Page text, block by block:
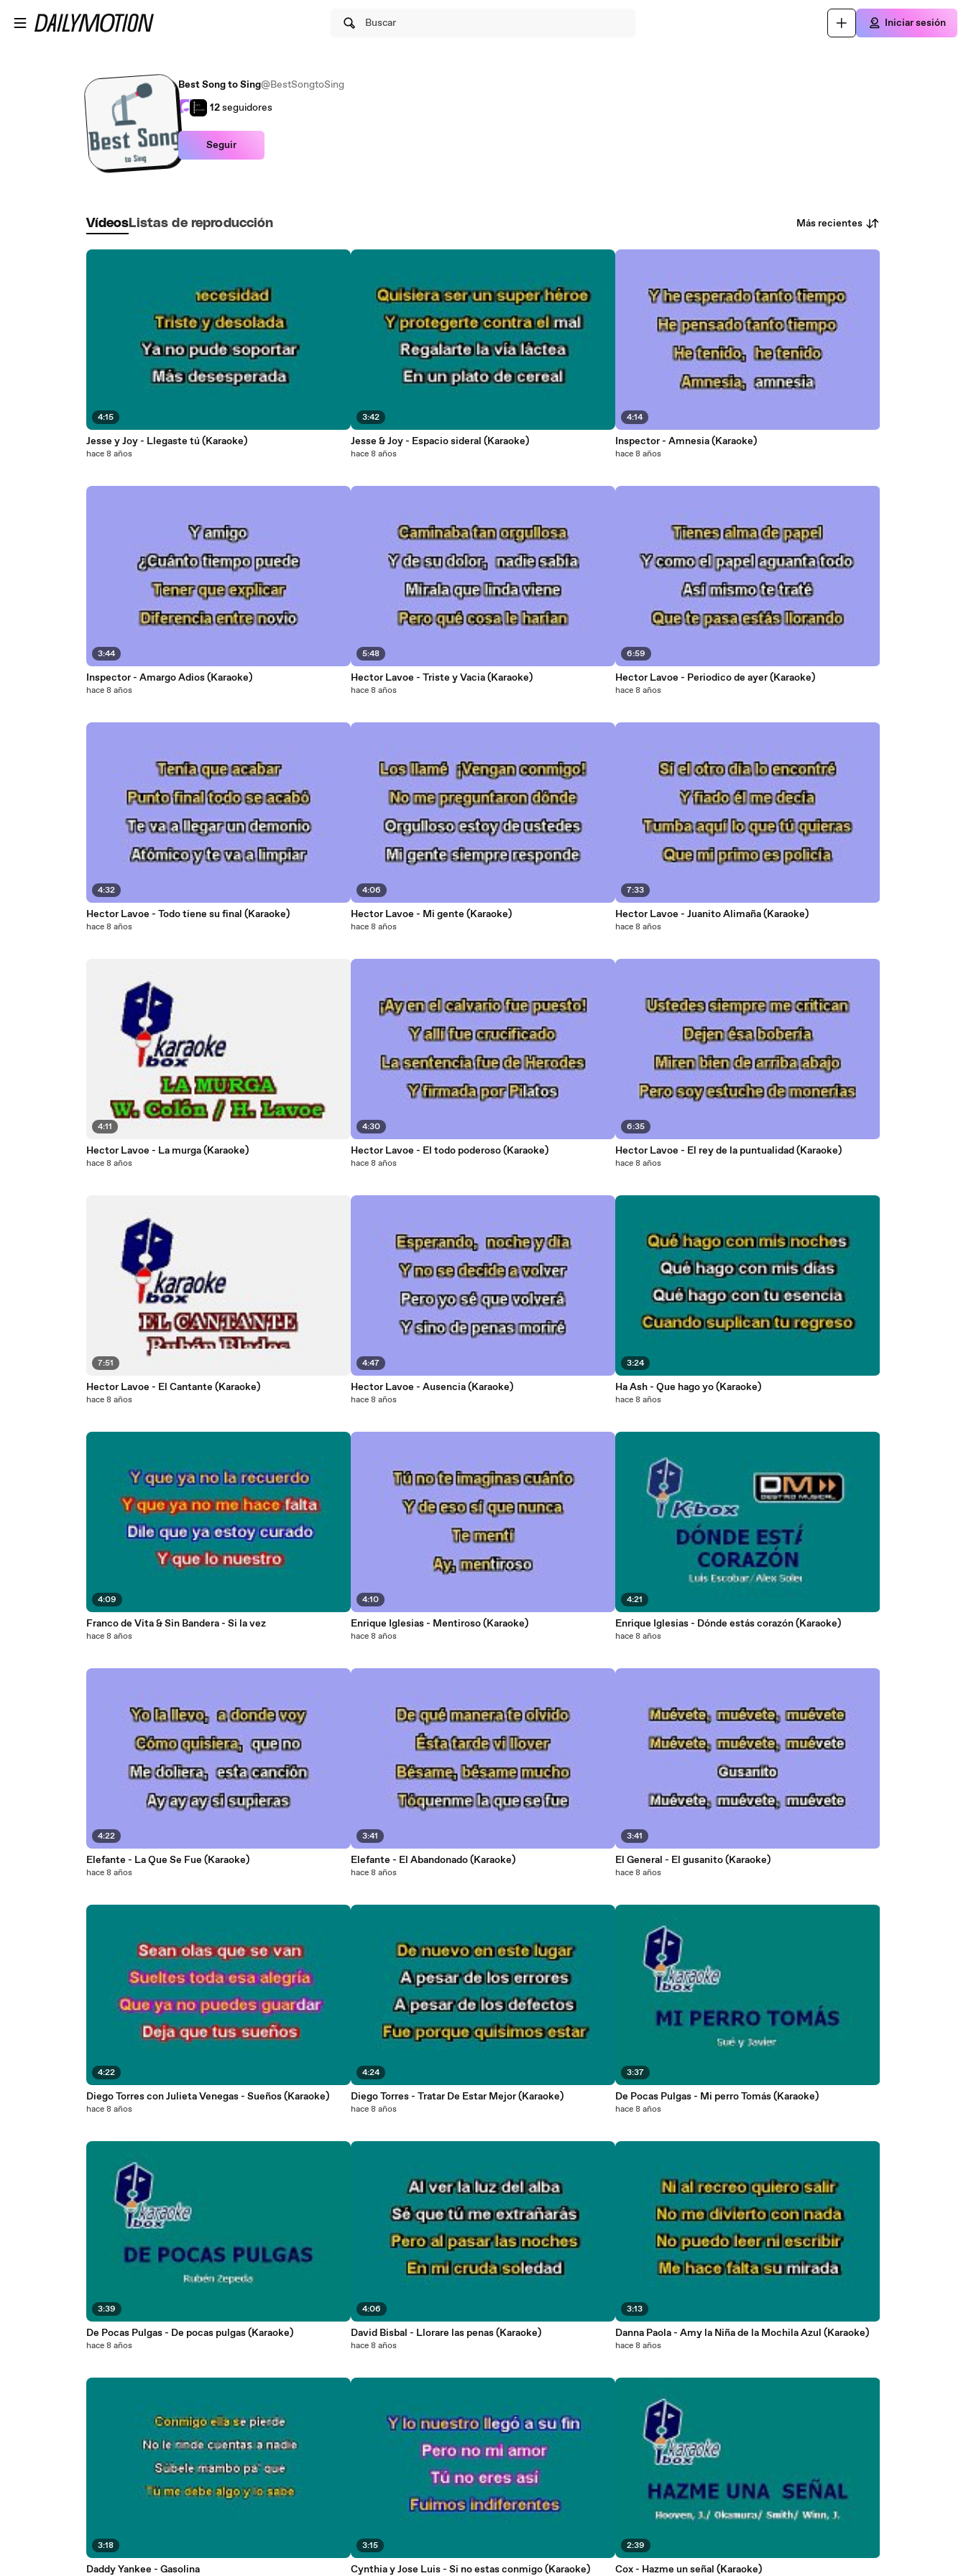
Buscar Iniciar sesión
Best Song to Sing@BestSongtoSing
12seguidores
Seguir
Vídeos Listas de reproducción Más recientes
4:15
Jesse y Joy - Llegaste tú (Karaoke)
hace 8 años
3:44
Inspector - Amargo Adios (Karaoke)
hace 8 años
4:32
Hector Lavoe - Todo tiene su final (Karaoke)
hace 8 años
4:11
Hector Lavoe - La murga (Karaoke)
hace 8 años
7:51
Hector Lavoe - El Cantante (Karaoke)
hace 8 años
4:09
Franco de Vita & Sin Bandera - Si la vez
hace 8 años
4:22
Elefante - La Que Se Fue (Karaoke)
hace 8 años
4:22
Diego Torres con Julieta Venegas - Sueños (Karaoke)
hace 8 años
3:39
De Pocas Pulgas - De pocas pulgas (Karaoke)
hace 8 años
3:18
Daddy Yankee - Gasolina
3:42
Jesse & Joy - Espacio sideral (Karaoke)
hace 8 años
5:48
Hector Lavoe - Triste y Vacia (Karaoke)
hace 8 años
4:06
Hector Lavoe - Mi gente (Karaoke)
hace 8 años
4:30
Hector Lavoe - El todo poderoso (Karaoke)
hace 8 años
4:47
Hector Lavoe - Ausencia (Karaoke)
hace 8 años
4:10
Enrique Iglesias - Mentiroso (Karaoke)
hace 8 años
3:41
Elefante - El Abandonado (Karaoke)
hace 8 años
4:24
Diego Torres - Tratar De Estar Mejor (Karaoke)
hace 8 años
4:06
David Bisbal - Llorare las penas (Karaoke)
hace 8 años
3:15
Cynthia y Jose Luis - Si no estas conmigo (Karaoke)
4:14
Inspector - Amnesia (Karaoke)
hace 8 años
6:59
Hector Lavoe - Periodico de ayer (Karaoke)
hace 8 años
7:33
Hector Lavoe - Juanito Alimaña (Karaoke)
hace 8 años
6:35
Hector Lavoe - El rey de la puntualidad (Karaoke)
hace 8 años
3:24
Ha Ash - Que hago yo (Karaoke)
hace 8 años
4:21
Enrique Iglesias - Dónde estás corazón (Karaoke)
hace 8 años
3:41
El General - El gusanito (Karaoke)
hace 8 años
3:37
De Pocas Pulgas - Mi perro Tomás (Karaoke)
hace 8 años
3:13
Danna Paola - Amy la Niña de la Mochila Azul (Karaoke)
hace 8 años
2:39
Cox - Hazme un señal (Karaoke)